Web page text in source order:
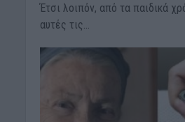
Έτσι λοιπόν, από τα παιδικά
αυτές τις...